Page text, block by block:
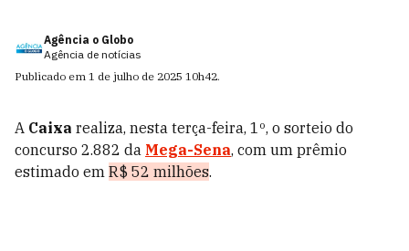
Agência o Globo
Agência de notícias
Publicado em 1 de julho de 2025 10h42.
A Caixa realiza, nesta terça-feira, 1º, o sorteio do
concurso 2.882 da Mega-Sena, com um prêmio
estimado em R$ 52 milhões.